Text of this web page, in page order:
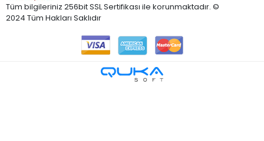
Tüm bilgileriniz 256bit SSL Sertifikası ile korunmaktadır. ©
2024 Tüm Hakları Saklıdır